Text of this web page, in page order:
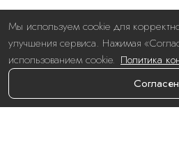
Мы используем cookie для
улучшения сервиса. Нажимая
использованием cookie. Политика
Согласен